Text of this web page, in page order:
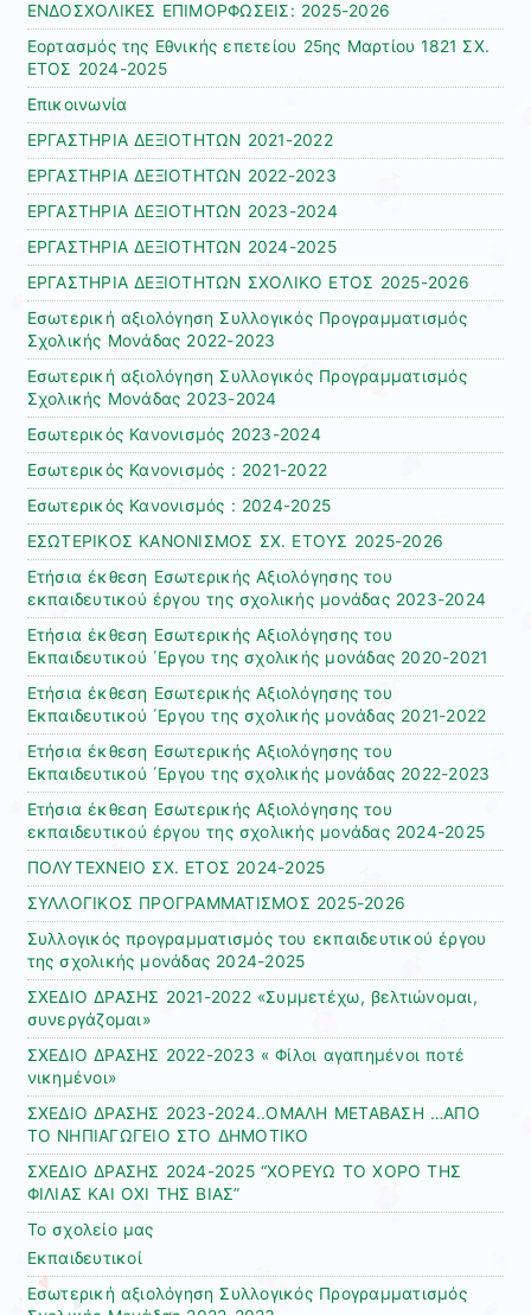
ΕΝΔΟΣΧΟΛΙΚΕΣ ΕΠΙΜΟΡΦΩΣΕΙΣ: 2025-2026
Εορτασμός της Εθνικής επετείου 25ης Μαρτίου 1821 ΣΧ.
ΕΤΟΣ 2024-2025
Επικοινωνία
ΕΡΓΑΣΤΗΡΙΑ ΔΕΞΙΟΤΗΤΩΝ 2021-2022
ΕΡΓΑΣΤΗΡΙΑ ΔΕΞΙΟΤΗΤΩΝ 2022-2023
ΕΡΓΑΣΤΗΡΙΑ ΔΕΞΙΟΤΗΤΩΝ 2023-2024
ΕΡΓΑΣΤΗΡΙΑ ΔΕΞΙΟΤΗΤΩΝ 2024-2025
ΕΡΓΑΣΤΗΡΙΑ ΔΕΞΙΟΤΗΤΩΝ ΣΧΟΛΙΚΟ ΕΤΟΣ 2025-2026
Εσωτερική αξιολόγηση Συλλογικός Προγραμματισμός
Σχολικής Μονάδας 2022-2023
Εσωτερική αξιολόγηση Συλλογικός Προγραμματισμός
Σχολικής Μονάδας 2023-2024
Εσωτερικός Κανονισμός 2023-2024
Εσωτερικός Κανονισμός : 2021-2022
Εσωτερικός Κανονισμός : 2024-2025
ΕΣΩΤΕΡΙΚΟΣ ΚΑΝΟΝΙΣΜΟΣ ΣΧ. ΕΤΟΥΣ 2025-2026
Ετήσια έκθεση Εσωτερικής Αξιολόγησης του
εκπαιδευτικού έργου της σχολικής μονάδας 2023-2024
Ετήσια έκθεση Εσωτερικής Αξιολόγησης του
Εκπαιδευτικού ΄Εργου της σχολικής μονάδας 2020-2021
Ετήσια έκθεση Εσωτερικής Αξιολόγησης του
Εκπαιδευτικού ΄Εργου της σχολικής μονάδας 2021-2022
Ετήσια έκθεση Εσωτερικής Αξιολόγησης του
Εκπαιδευτικού ΄Εργου της σχολικής μονάδας 2022-2023
Ετήσια έκθεση Εσωτερικής Αξιολόγησης του
εκπαιδευτικού έργου της σχολικής μονάδας 2024-2025
ΠΟΛΥΤΕΧΝΕΙΟ ΣΧ. ΕΤΟΣ 2024-2025
ΣΥΛΛΟΓΙΚΟΣ ΠΡΟΓΡΑΜΜΑΤΙΣΜΟΣ 2025-2026
Συλλογικός προγραμματισμός του εκπαιδευτικού έργου
της σχολικής μονάδας 2024-2025
ΣΧΕΔΙΟ ΔΡΑΣΗΣ 2021-2022 «Συμμετέχω, βελτιώνομαι,
συνεργάζομαι»
ΣΧΕΔΙΟ ΔΡΑΣΗΣ 2022-2023 « Φίλοι αγαπημένοι ποτέ
νικημένοι»
ΣΧΕΔΙΟ ΔΡΑΣΗΣ 2023-2024..ΟΜΑΛΗ ΜΕΤΑΒΑΣΗ …ΑΠΟ
ΤΟ ΝΗΠΙΑΓΩΓΕΙΟ ΣΤΟ ΔΗΜΟΤΙΚΟ
ΣΧΕΔΙΟ ΔΡΑΣΗΣ 2024-2025 “ΧΟΡΕΥΩ ΤΟ ΧΟΡΟ ΤΗΣ
ΦΙΛΙΑΣ ΚΑΙ ΟΧΙ ΤΗΣ ΒΙΑΣ”
Το σχολείο μας
Εκπαιδευτικοί
Εσωτερική αξιολόγηση Συλλογικός Προγραμματισμός